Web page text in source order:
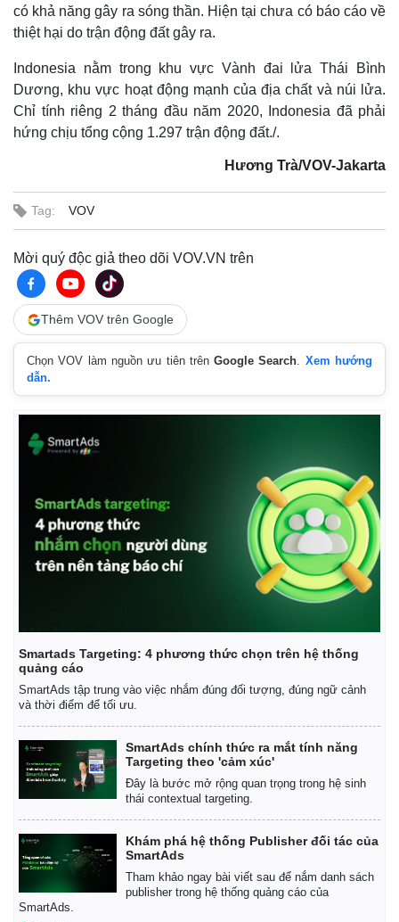
Thế giới
Quan sát
Cuộc sống đó đây
Hồ sơ
Multimedia
Video
E-Magazine
Infographic
có khả năng gây ra sóng thần. Hiện tại chưa có báo cáo về
thiệt hại do trận động đất gây ra.
Indonesia nằm trong khu vực Vành đai lửa Thái Bình
Dương, khu vực hoạt động mạnh của địa chất và núi lửa.
Chỉ tính riêng 2 tháng đầu năm 2020, Indonesia đã phải
hứng chịu tổng cộng 1.297 trận động đất./.
Hương Trà/VOV-Jakarta
Tag: VOV
Mời quý độc giả theo dõi VOV.VN trên
Thêm VOV trên Google
Chọn VOV làm nguồn ưu tiên trênGoogle Search. Xem hướng
dẫn.
Smartads Targeting: 4 phương thức chọn trên hệ thống
quảng cáo
SmartAds tập trung vào việc nhắm đúng đối tượng, đúng ngữ cảnh
và thời điểm để tối ưu.
SmartAds chính thức ra mắt tính năng
Targeting theo 'cảm xúc'
Đây là bước mở rộng quan trọng trong hệ sinh
thái contextual targeting.
Khám phá hệ thống Publisher đối tác của
SmartAds
Tham khảo ngay bài viết sau để nắm danh sách
publisher trong hệ thống quảng cáo của
SmartAds.